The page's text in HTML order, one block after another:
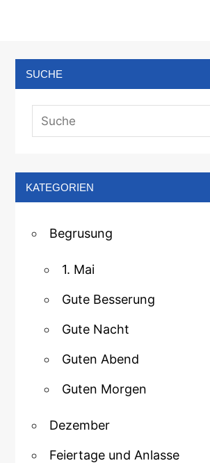
SUCHE
KATEGORIEN
Begrusung
1. Mai
Gute Besserung
Gute Nacht
Guten Abend
Guten Morgen
Dezember
Feiertage und Anlasse